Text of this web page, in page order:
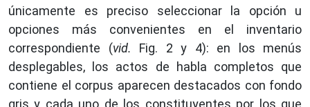
únicamente es preciso seleccionar la opción u
opciones más convenientes en el inventario
correspondiente (vid. Fig. 2 y 4): en los menús
desplegables, los actos de habla completos que
contiene el corpus aparecen destacados con fondo
gris y cada uno de los constituyentes por los que